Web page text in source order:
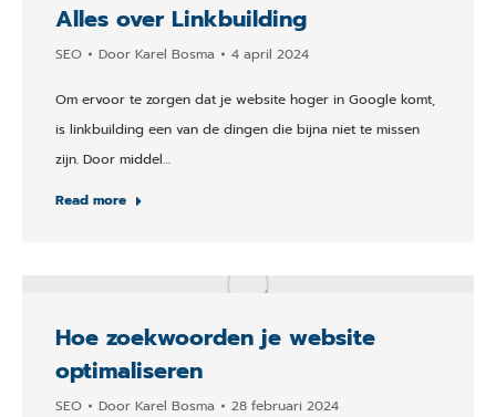
Alles over Linkbuilding
SEO Door Karel Bosma 4 april 2024
Om ervoor te zorgen dat je website hoger in Google komt,
is linkbuilding een van de dingen die bijna niet te missen
zijn. Door middel…
Read more
Hoe zoekwoorden je website
optimaliseren
SEO Door Karel Bosma 28 februari 2024